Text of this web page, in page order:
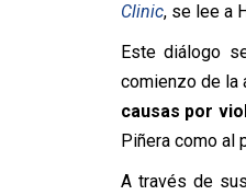
Clinic, se lee a
Este diálogo
comienzo de la
causas por
Piñera como al
A través de